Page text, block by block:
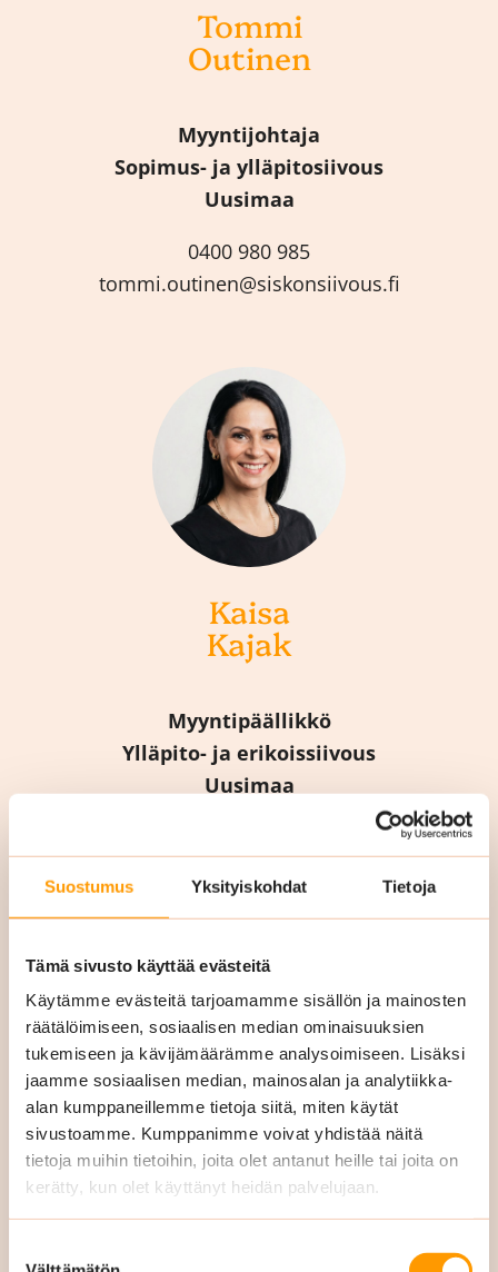
Suostumus Yksityiskohdat Tietoja
Tämä sivusto käyttää evästeitä
Käytämme evästeitä tarjoamamme sisällön ja mainosten
räätälöimiseen, sosiaalisen median ominaisuuksien
tukemiseen ja kävijämäärämme analysoimiseen. Lisäksi
jaamme sosiaalisen median, mainosalan ja analytiikka-
alan kumppaneillemme tietoja siitä, miten käytät
sivustoamme. Kumppanimme voivat yhdistää näitä
tietoja muihin tietoihin, joita olet antanut heille tai joita on
kerätty, kun olet käyttänyt heidän palvelujaan.
Tommi
Outinen
Myyntijohtaja
Sopimus- ja ylläpitosiivous
Uusimaa
0400 980 985
tommi.outinen@siskonsiivous.fi
Kaisa
Kajak
Myyntipäällikkö
Ylläpito- ja erikoissiivous
Uusimaa
Terhi
Pyyhtiä